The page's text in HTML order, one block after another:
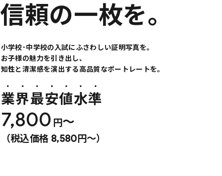
信頼の一枚を。
小学校･中学校の入試にふさわしい証明写真を。
お子様の魅力を引き出し､
知性と清潔感を演出する高品質なポートレートを。
業界最安値水準
7,800 円〜
（税込価格 8,580円〜）